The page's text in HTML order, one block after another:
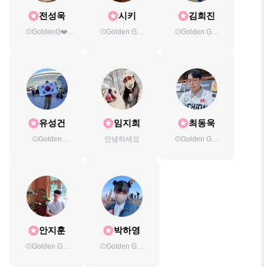
전성욱
⚾️GoldenG❤️
시키
⚾️Golden G❤️
김희진
⚾️Golden G❤️
유성건
⚾️Golden
임지희
안녕하세요
최동욱
⚾️Golden G❤️
안지훈
⚾️Golden G❤
박하영
⚾️Golden G❤️